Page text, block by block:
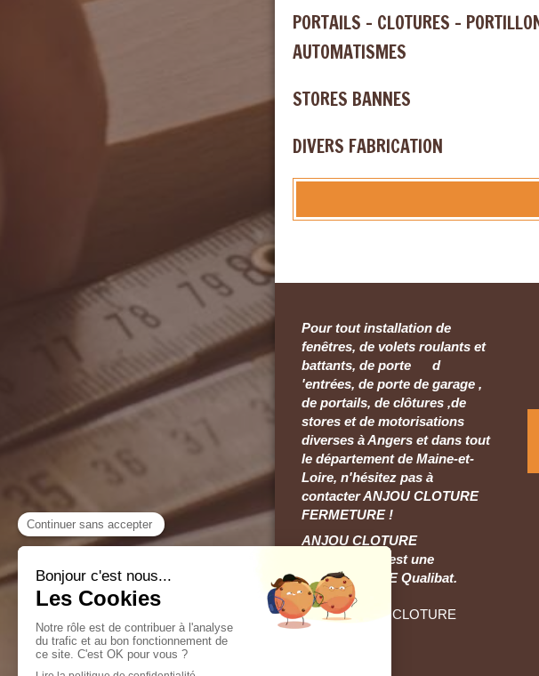
PORTAILS - CLOTURES -
AUTOMATISMES
STORES BANNES
DIVERS FABRICATION
Pour tout installation de
fenêtres, de volets roulants et
battants, de porte d
'entrées, de porte de garage ,
de portails, de clôtures ,de
stores et de motorisations
diverses à Angers et dans tout
le département de Maine-et-
Loire, n'hésitez pas à
contacter ANJOU CLOTURE
FERMETURE !
ANJOU CLOTURE
FERMETURE est une
entreprise RGE Qualibat.
©2021 ANJOU CLOTURE
FERMETURE